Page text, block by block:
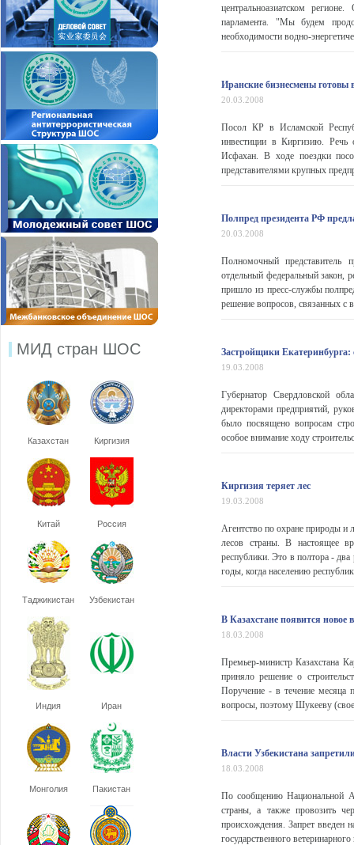
МИД стран ШОС
Казахстан Киргизия
Китай Россия
Таджикистан Узбекистан
Индия Иран
Монголия Пакистан
центральноазиатском
парламента. "Мы будем
необходимости водно-
Иранские бизнесмены
20.03.2008
Посол КР в Исламской
инвестиции в Киргизию.
Исфахан. В ходе поездки
представителями крупных
Полпред президента РФ
20.03.2008
Полномочный представитель
отдельный федеральный
пришло из пресс-службы
решение вопросов, связанных с
Застройщики Екатеринбурга:
19.03.2008
Губернатор Свердловской
директорами предприятий,
было посвящено вопросам
особое внимание ходу
Киргизия теряет лес
19.03.2008
Агентство по охране природы и
лесов страны. В настоящее
республики. Это в полтора -
годы, когда населению
В Казахстане появится новое
18.03.2008
Премьер-министр Казахстана
приняло решение о
Поручение - в течение месяца
вопросы, поэтому Шукееву
Власти Узбекистана
18.03.2008
По сообщению Национальной
страны, а также провозить
происхождения. Запрет введен
государственного